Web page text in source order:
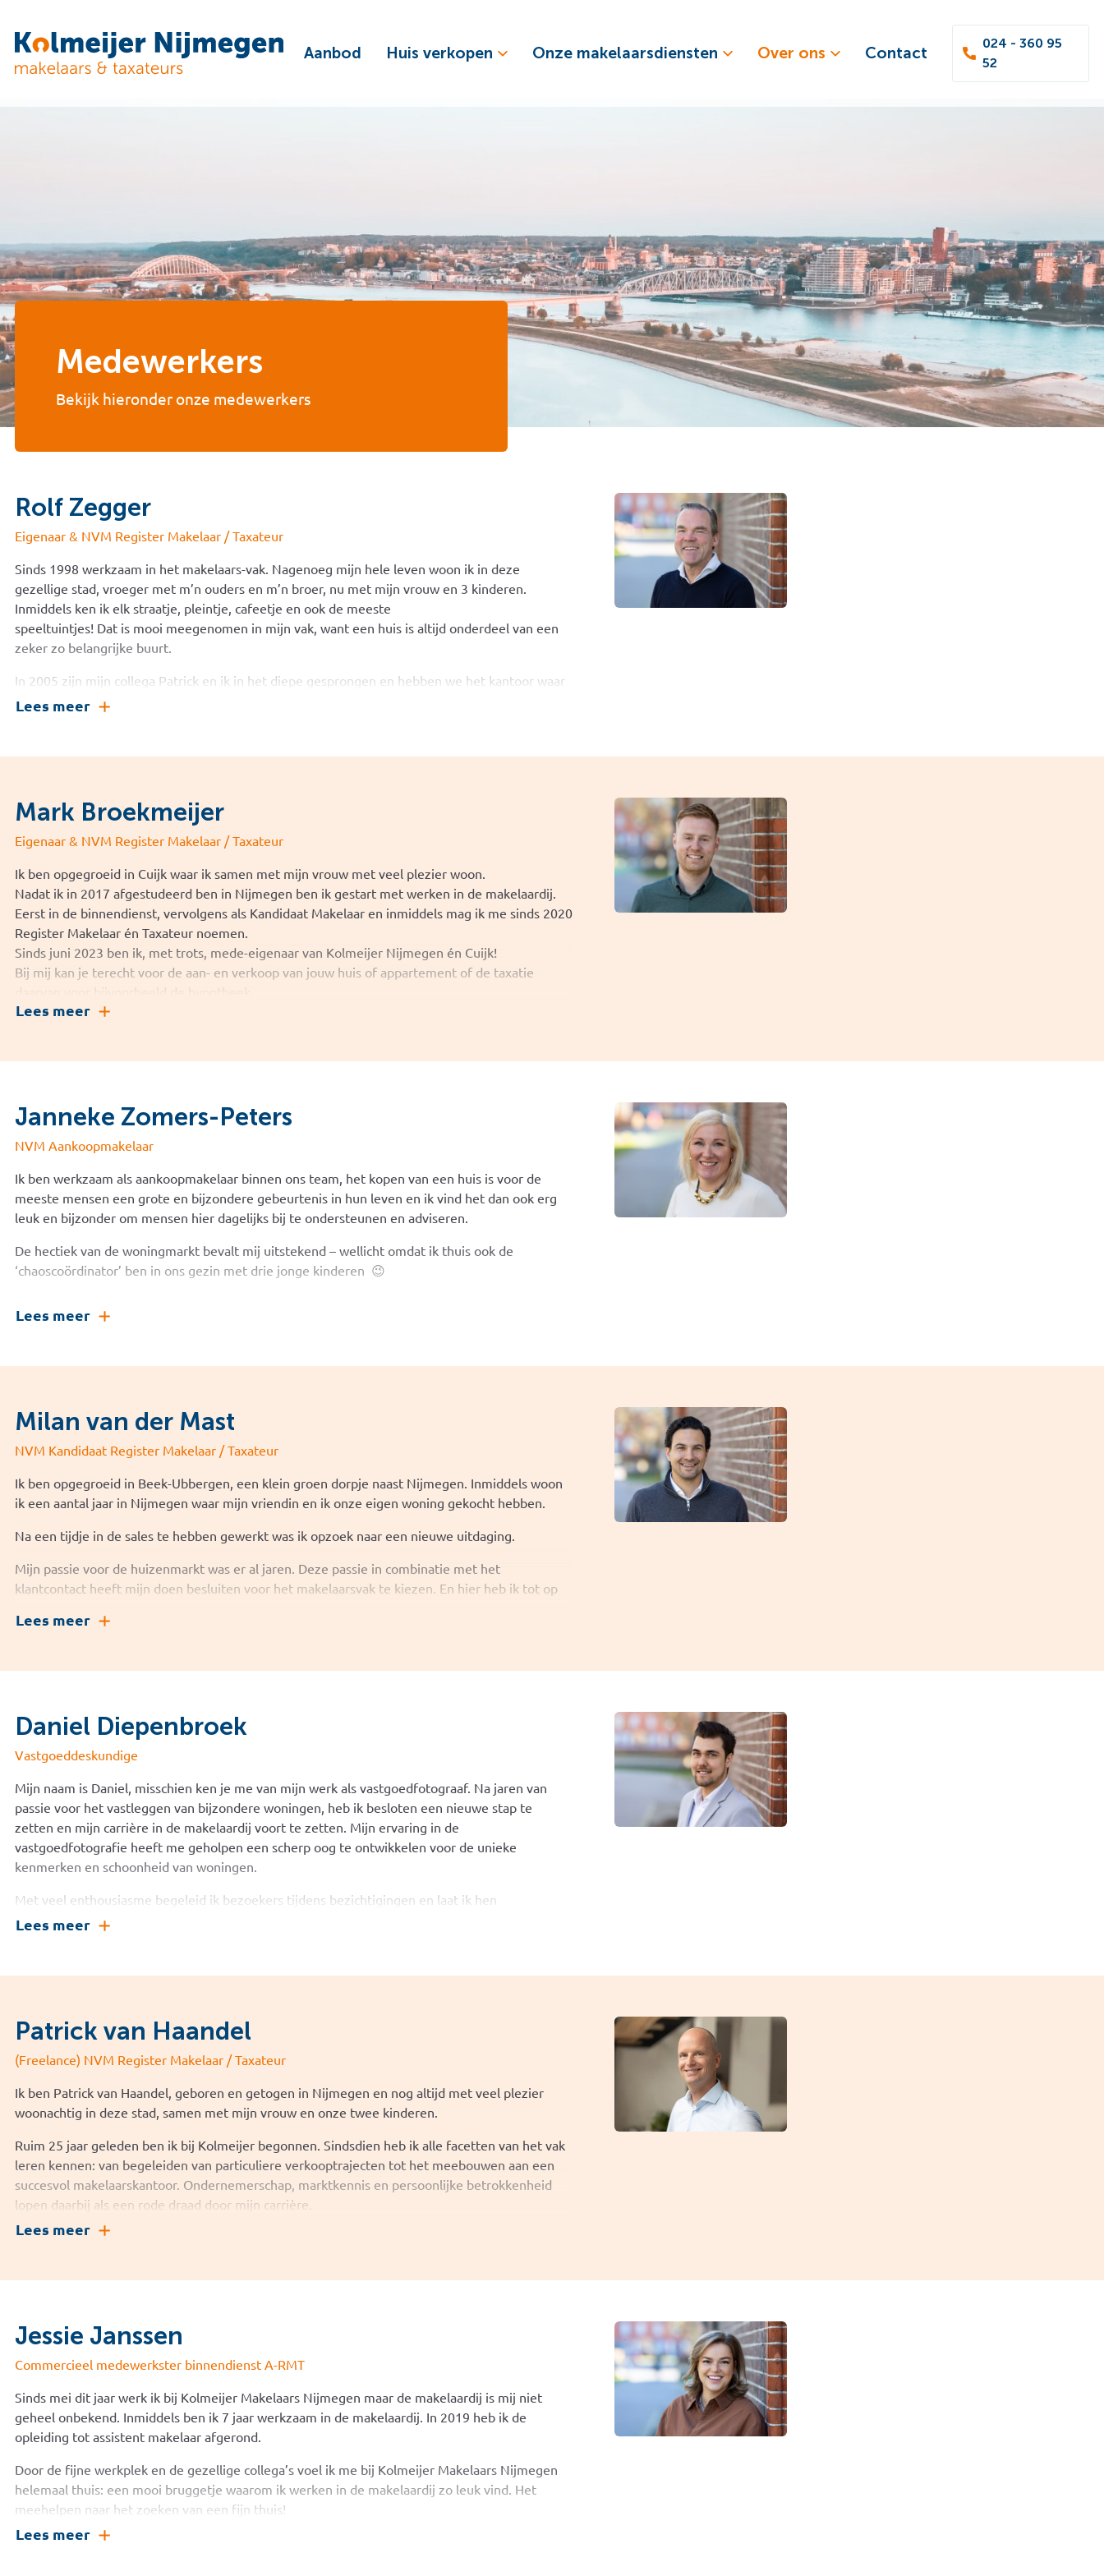
Aanbod Huis verkopen Onze makelaarsdiensten Over ons Contact
024 - 360 95
52
Medewerkers
Bekijk hieronder onze medewerkers
Rolf Zegger
Eigenaar & NVM Register Makelaar / Taxateur
Sinds 1998 werkzaam in het makelaars-vak. Nagenoeg mijn hele leven woon ik in deze
gezellige stad, vroeger met m’n ouders en m’n broer, nu met mijn vrouw en 3 kinderen.
Inmiddels ken ik elk straatje, pleintje, cafeetje en ook de meeste
speeltuintjes! Dat is mooi meegenomen in mijn vak, want een huis is altijd onderdeel van een
zeker zo belangrijke buurt.
In 2005 zijn mijn collega Patrick en ik in het diepe gesprongen en hebben we het kantoor waar
we toentertijd beiden werkten overgenomen, hierdoor konden wij onze eigen ideeën en visies
afgelopen jaren een belangrijke speler geworden in de Nijmeegse makelaardij. Ons no cure no
voorbeeld van.
Lees meer
Mark Broekmeijer
Eigenaar & NVM Register Makelaar / Taxateur
Ik ben opgegroeid in Cuijk waar ik samen met mijn vrouw met veel plezier woon.
Nadat ik in 2017 afgestudeerd ben in Nijmegen ben ik gestart met werken in de makelaardij.
Eerst in de binnendienst, vervolgens als Kandidaat Makelaar en inmiddels mag ik me sinds 2020
Register Makelaar én Taxateur noemen.
Sinds juni 2023 ben ik, met trots, mede-eigenaar van Kolmeijer Nijmegen én Cuijk!
Bij mij kan je terecht voor de aan- en verkoop van jouw huis of appartement of de taxatie
daarvan voor bijvoorbeeld de hypotheek.
Persoonlijke aandacht bij de aan- en verkoop van een huis of appartement vind ik erg
Lees meer
Janneke Zomers-Peters
NVM Aankoopmakelaar
Ik ben werkzaam als aankoopmakelaar binnen ons team, het kopen van een huis is voor de
meeste mensen een grote en bijzondere gebeurtenis in hun leven en ik vind het dan ook erg
leuk en bijzonder om mensen hier dagelijks bij te ondersteunen en adviseren.
De hectiek van de woningmarkt bevalt mij uitstekend – wellicht omdat ik thuis ook de
‘chaoscoördinator’ ben in ons gezin met drie jonge kinderen 😉
waar we genieten van de mooie omgeving. De combinatie van werken in de stad en wonen in
belangrijk kan zijn voor een koopbeslissing. Ik hoop mijn klanten hiermee in deze hectische
woningmarkt meer rust en structuur te kunnen bieden zodat de koop van een woning een
weloverwogen beslissing is zonder enkele twijfel.
Werken bij Kolmeijer is werken in een hecht team dat goed samenwerkt en veel voor elkaar
over heeft. Ik hoop dat wij dit ook uitstralen naar onze klanten en dat dit hen een betrouwbaar
Ik help je heel graag verder!
Lees meer
Milan van der Mast
NVM Kandidaat Register Makelaar / Taxateur
Ik ben opgegroeid in Beek-Ubbergen, een klein groen dorpje naast Nijmegen. Inmiddels woon
ik een aantal jaar in Nijmegen waar mijn vriendin en ik onze eigen woning gekocht hebben.
Na een tijdje in de sales te hebben gewerkt was ik opzoek naar een nieuwe uitdaging.
Mijn passie voor de huizenmarkt was er al jaren. Deze passie in combinatie met het
klantcontact heeft mijn doen besluiten voor het makelaarsvak te kiezen. En hier heb ik tot op
Neem gerust contact met mij op voor een vrijblijvende kennismaking.
Lees meer
Daniel Diepenbroek
Vastgoeddeskundige
Mijn naam is Daniel, misschien ken je me van mijn werk als vastgoedfotograaf. Na jaren van
passie voor het vastleggen van bijzondere woningen, heb ik besloten een nieuwe stap te
zetten en mijn carrière in de makelaardij voort te zetten. Mijn ervaring in de
vastgoedfotografie heeft me geholpen een scherp oog te ontwikkelen voor de unieke
kenmerken en schoonheid van woningen.
Met veel enthousiasme begeleid ik bezoekers tijdens bezichtigingen en laat ik hen
kennismaken met alles wat een woning te bieden heeft. Ik vind het belangrijk dat mensen zich
ontspannen ervaring is. Ik kijk ernaar uit je te ontmoeten en je rond te leiden door een woning
die misschien wel jouw nieuwe thuis wordt.
Lees meer
Patrick van Haandel
(Freelance) NVM Register Makelaar / Taxateur
Ik ben Patrick van Haandel, geboren en getogen in Nijmegen en nog altijd met veel plezier
woonachtig in deze stad, samen met mijn vrouw en onze twee kinderen.
Ruim 25 jaar geleden ben ik bij Kolmeijer begonnen. Sindsdien heb ik alle facetten van het vak
leren kennen: van begeleiden van particuliere verkooptrajecten tot het meebouwen aan een
succesvol makelaarskantoor. Ondernemerschap, marktkennis en persoonlijke betrokkenheid
lopen daarbij als een rode draad door mijn carrière.
Per 1 januari 2026 heb ik mijn aandelen in Kolmeijer Makelaars overgedragen. Ik blijf echter
Nijmegen willen verkopen kunnen mij nog steeds benaderen voor advies, begeleiding en een
Wat mij kenmerkt is een nuchtere aanpak, maatwerk en oprechte interesse.
Lees meer
Jessie Janssen
Commercieel medewerkster binnendienst A-RMT
Sinds mei dit jaar werk ik bij Kolmeijer Makelaars Nijmegen maar de makelaardij is mij niet
geheel onbekend. Inmiddels ben ik 7 jaar werkzaam in de makelaardij. In 2019 heb ik de
opleiding tot assistent makelaar afgerond.
Door de fijne werkplek en de gezellige collega’s voel ik me bij Kolmeijer Makelaars Nijmegen
helemaal thuis: een mooi bruggetje waarom ik werken in de makelaardij zo leuk vind. Het
meehelpen naar het zoeken van een fijn thuis!
Met veel plezier werk ik op de binnendienst waar behulpzaam zijn bovenaan mijn lijstje staat.
Lees meer